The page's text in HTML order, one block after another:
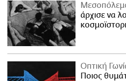
άρχισε να
Οπτική
Ποιος